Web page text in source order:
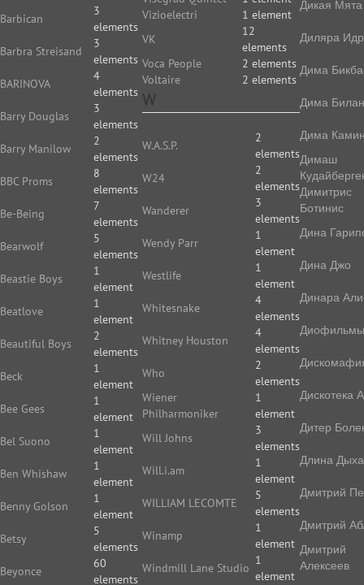
Barbican
3
elements
Barbra Streisand
3
elements
BARINOVA
4
elements
Barry Douglas
3
elements
Barry Manilow
2
elements
BBC Proms
8
elements
Be-Being
7
elements
Bearwolf
5
elements
Beastie Boys
1
element
Beatlove
1
element
Beautiful Boys
2
elements
Beck
1
element
Bee Gees
1
element
Bel Suono
1
element
Ben Whishaw
1
element
Benny Golson
1
element
Betsy
5
elements
Beyonce
60
elements
Vizioelectri
1 element
VK
12
elements
Voca People
2 elements
Voltaire
2 elements
W
W.A.S.P.
2
elements
W24
2
elements
Wanderer
3
elements
Wendy Parr
1
element
Westlife
1
element
Whitesnake
4
elements
Whitney Houston
4
elements
Who
2
elements
Wiener
Philharmoniker
1
element
Will Johns
3
elements
Will.i.am
1
element
WILLIAM LECOMTE
5
elements
Winamp
1
element
Windmill Lane Studio
1
element
Дикая Мята
Диляра
Дима
Дима Билан
Дима
Димаш
Димитрис
Ботинис
Дина
Дина Джо
Динара
Диофильмы
Дискотека
Дитер
Длина
Дмитрий
Дмитрий
Дмитрий
Алексеев